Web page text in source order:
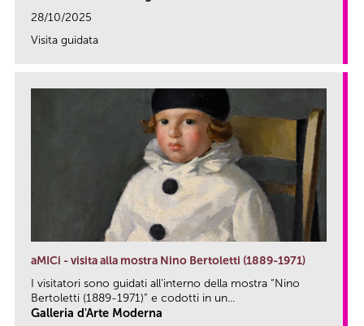
28/10/2025
Visita guidata
aMICi - visita alla mostra Nino Bertoletti (1889-1971)
I visitatori sono guidati all’interno della mostra “Nino
Bertoletti (1889-1971)” e codotti in un...
Galleria d'Arte Moderna